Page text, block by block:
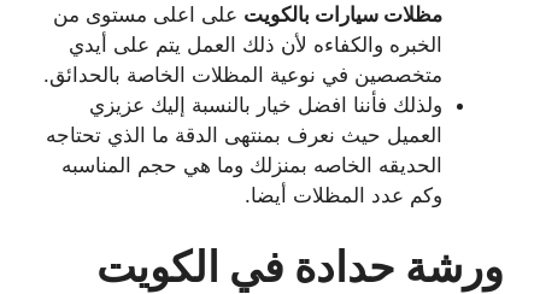
مظلات سيارات بالكويت على اعلى مستوى من
الخبره والكفاءه لأن ذلك العمل يتم على أيدي
متخصصين في نوعية المظلات الخاصة بالحدائق.
ولذلك فأننا افضل خيار بالنسبة إليك عزيزي
العميل حيث نعرف بمنتهى الدقة ما الذي تحتاجه
الحديقه الخاصه بمنزلك وما هي حجم المناسبه
وكم عدد المظلات أيضا.
ورشة حدادة في الكويت